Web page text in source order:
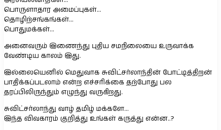
பொருளாதார அமைப்புகள்…
தொழிற்சங்கங்கள்…
பொதுமக்கள்…
அனைவரும் இணைந்து புதிய சமநிலையை உருவாக்க
வேண்டிய காலம் இது.
இல்லையெனில் மெதுவாக சுவிட்சர்லாந்தின் போட்டித்திறன்
பாதிக்கப்படலாம் என்ற எச்சரிக்கை தற்போது பல
தரப்பிலிருந்தும் எழுந்து வருகிறது.
சுவிட்சர்லாந்து வாழ் தமிழ் மக்களே…
இந்த விவகாரம் குறித்து உங்கள் கருத்து என்ன..?